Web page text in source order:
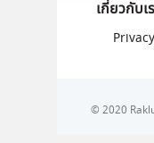
เกี่ยวกับเ
© 2020